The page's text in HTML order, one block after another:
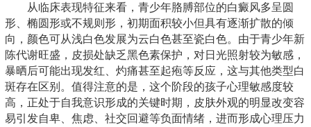
从临床表现特征来看，青少年胳膊部位的白癜风多呈圆
形、椭圆形或不规则形，初期面积较小但具有逐渐扩散的倾
向，颜色可从浅白色发展为云白色甚至瓷白色。由于青少年新
陈代谢旺盛，皮损处缺乏黑色素保护，对日光照射较为敏感，
暴晒后可能出现发红、灼痛甚至起疱等反应，这与其他类型白
斑存在区别。值得注意的是，这个阶段的孩子心理敏感度较
高，正处于自我意识形成的关键时期，皮肤外观的明显改变容
易引发自卑、焦虑、社交回避等负面情绪，进而形成心理压力